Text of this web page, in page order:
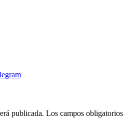
publicada. Los campos